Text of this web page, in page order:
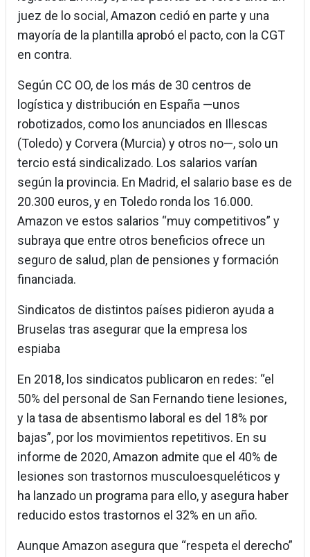
juez de lo social, Amazon cedió en parte y una
mayoría de la plantilla aprobó el pacto, con la CGT
en contra.
Según CC OO, de los más de 30 centros de
logística y distribución en España —unos
robotizados, como los anunciados en Illescas
(Toledo) y Corvera (Murcia) y otros no—, solo un
tercio está sindicalizado. Los salarios varían
según la provincia. En Madrid, el salario base es de
20.300 euros, y en Toledo ronda los 16.000.
Amazon ve estos salarios “muy competitivos” y
subraya que entre otros beneficios ofrece un
seguro de salud, plan de pensiones y formación
financiada.
Sindicatos de distintos países pidieron ayuda a
Bruselas tras asegurar que la empresa los
espiaba
En 2018, los sindicatos publicaron en redes: “el
50% del personal de San Fernando tiene lesiones,
y la tasa de absentismo laboral es del 18% por
bajas”, por los movimientos repetitivos. En su
informe de 2020, Amazon admite que el 40% de
lesiones son trastornos musculoesqueléticos y
ha lanzado un programa para ello, y asegura haber
reducido estos trastornos el 32% en un año.
Aunque Amazon asegura que “respeta el derecho”